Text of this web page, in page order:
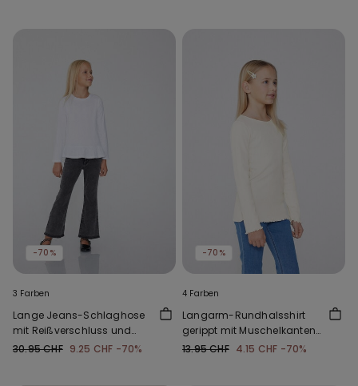
-70%
3 Farben
Lange Jeans-Schlaghose
mit Reißverschluss und
Knopf
30.95 CHF 9.25 CHF -70%
-70%
4 Farben
Langarm-Rundhalsshirt
gerippt mit Muschelkanten
für Mädchen
13.95 CHF 4.15 CHF -70%